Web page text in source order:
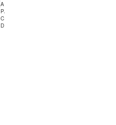
AMIE BANGURA
PARA LA NUEVA
CONTRASTLINE
DE TEVEO